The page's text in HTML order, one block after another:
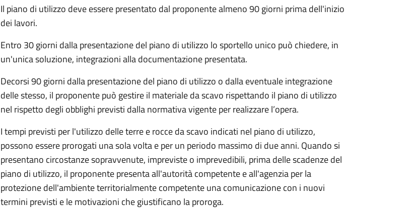
Il piano di utilizzo deve essere presentato dal proponente almeno 90 giorni prima dell'inizio
dei lavori.
Entro 30 giorni dalla presentazione del piano di utilizzo lo sportello unico può chiedere, in
un'unica soluzione, integrazioni alla documentazione presentata.
Decorsi 90 giorni dalla presentazione del piano di utilizzo o dalla eventuale integrazione
delle stesso, il proponente può gestire il materiale da scavo rispettando il piano di utilizzo
nel rispetto degli obblighi previsti dalla normativa vigente per realizzare l’opera.
I tempi previsti per l'utilizzo delle terre e rocce da scavo indicati nel piano di utilizzo,
possono essere prorogati una sola volta e per un periodo massimo di due anni. Quando si
presentano circostanze sopravvenute, impreviste o imprevedibili, prima delle scadenze del
piano di utilizzo, il proponente presenta all'autorità competente e all'agenzia per la
protezione dell'ambiente territorialmente competente una comunicazione con i nuovi
termini previsti e le motivazioni che giustificano la proroga.